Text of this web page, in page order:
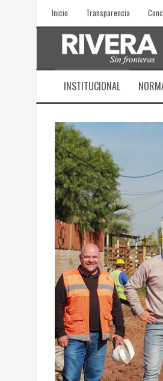
Inicio Transparencia
INSTITUCIONAL